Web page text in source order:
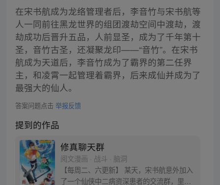
在宋书航成为龙络管理者后，李音竹与宋书航等
人一同前往黑龙世界的组团渡劫空间中渡劫，渡
劫成功后晋升五品，人前显圣，成为了千年第十
圣，音竹古圣，还凝聚龙印——“音竹”。在宋书
航成为天道后，李音竹成为了霸界的第二任界
主，和凌霄一起管理着霸界，后来成仙并成为了
最强大的仙人。
答案问题点击 举报反馈
提到的作品
修真聊天群
阅文漫画 · 战斗 · 脑洞
【每周二、六更新】 某天，宋书航意外加入
了一个仙侠中二病资深患者的交流群，里面